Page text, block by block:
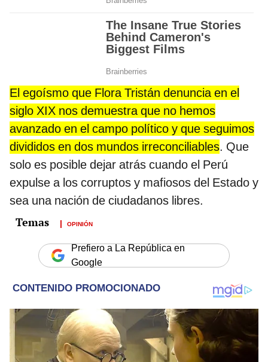
El egoísmo que Flora Tristán denuncia en el
siglo XIX nos demuestra que no hemos
avanzado en el campo político y que seguimos
divididos en dos mundos irreconciliables. Que
solo es posible dejar atrás cuando el Perú
expulse a los corruptos y mafiosos del Estado y
sea una nación de ciudadanos libres.
OPINIÓN
Prefiero a La República en
Google